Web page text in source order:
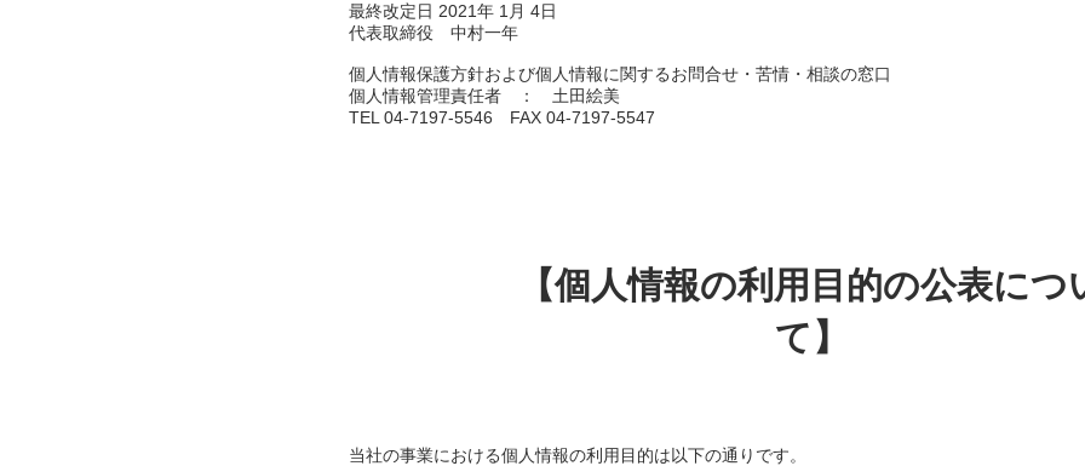
最終改定日 2021年 1月 4日
代表取締役 中村一年
個人情報保護方針および個人情報に関するお問合せ・苦情・相談の窓口
個人情報管理責任者 ： 土田絵美
TEL 04-7197-5546 FAX 04-7197-5547
【個人情報の利用目的の公表につ
て】
当社の事業における個人情報の利用目的は以下の通りです。